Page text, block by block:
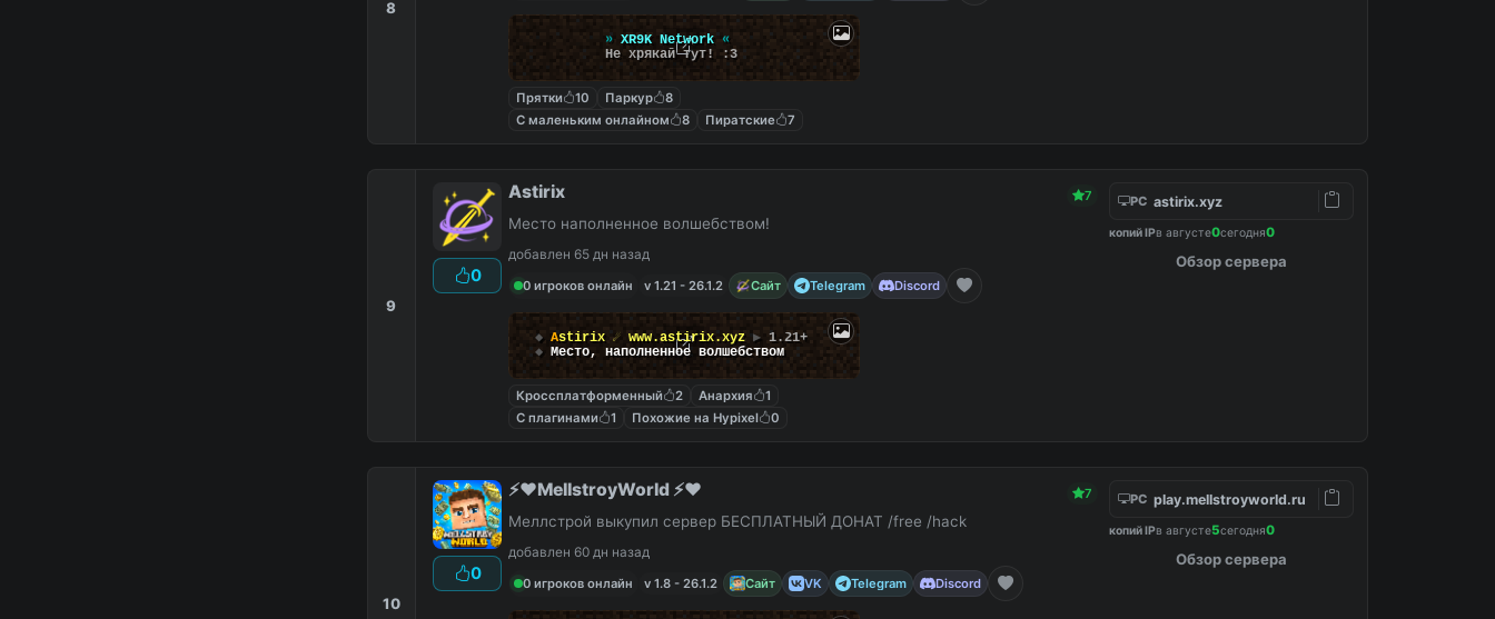
8
» XR9K Network «
Не хрякай тут! :3
Прятки 10 Паркур
8
С маленьким онлайном
8 Пиратские 7
9
0
Astirix 7
Место наполненное волшебством!
добавлен 65 дн назад
0 игроков онлайн
v 1.21 - 26.1.2 Сайт Telegram Discord
◆ Astirix ☄ www.astirix.xyz ▶ 1.21+
◆ Место, наполненное волшебством
Кроссплатформенный 2 Анархия
1
С плагинами
1 Похожие на Hypixel 0
PC astirix.xyz
копий IPв августе0сегодня0
Обзор сервера
10
0
⚡️❤️MellstroyWorld ⚡️❤️ 7
Меллстрой выкупил сервер БЕСПЛАТНЫЙ ДОНАТ /free /hack
добавлен 60 дн назад
0 игроков онлайн
v 1.8 - 26.1.2 Сайт VK Telegram Discord
PC play.mellstroyworld.ru
копий IPв августе5сегодня0
Обзор сервера